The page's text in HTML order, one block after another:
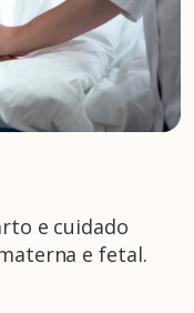
e cuidado
e fetal.